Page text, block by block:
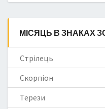
МІСЯЦЬ В ЗНАКАХ
Стрілець
Скорпіон
Терези